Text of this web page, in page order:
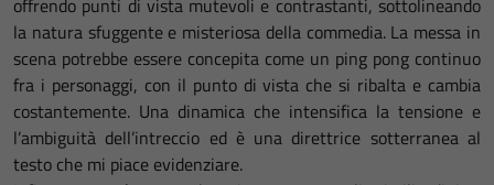
la natura sfuggente e misteriosa della commedia. La messa in
scena potrebbe essere concepita come un ping pong continuo
fra i personaggi, con il punto di vista che si ribalta e cambia
costantemente. Una dinamica che intensifica la tensione e
l’ambiguità dell’intreccio ed è una direttrice sotterranea al
testo che mi piace evidenziare.